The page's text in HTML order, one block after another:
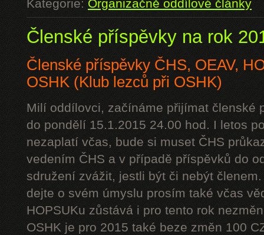
Kategorie:Organizačně oddílové články
Členské příspěvky na rok
Členské příspěvky ČHS, OEAV,
OSHK (Klub lezců při OSHK)
Milí oddílovci, začínáme přijímat členské
do pondělí 15.1.2015 24.00 hod. I letos
nezaplatí včas, bude si muset ČHS
vedením ČHS a v případě příspěvků do
sdružení zvážit, jestli být či nebýt
dejte o svém úmyslu prosím také včas
HOPSUKu zůstává i pro tento rok
OSHK je pro 2015 také beze změn 100